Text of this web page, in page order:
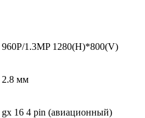
960P/1.3MP 1280(H)*800(V)
2.8 мм
gx 16 4 pin (авиационный)